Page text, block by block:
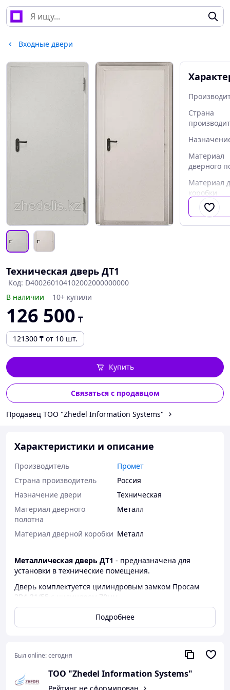
Входные двери
Страна
Материал
дверного
Материал
коробки
Техническая дверь ДТ1
Код: D400260104102002000000000
В наличии
10+ купили
126 500 ₸
121300 ₸ от 10 шт.
Купить
Связаться с продавцом
Продавец ТОО "Zhedel Information Systems"
Характеристики и описание
Производитель
Промет
Страна производитель
Россия
Назначение двери
Техническая
Материал дверного
полотна
Металл
Материал дверной коробки Металл
Металлическая дверь ДТ1 - предназначена для
установки в технические помещения.
Дверь комплектуется цилиндровым замком Просам
3В4-31/55 с цилиндром 70мм.
Входная дверь ДТ-1 покрыта износостойкой
полимерно-порошковой краской имеет один контур
Наличник перекрывает, мм -53
Вес, кг -45 (48)
Подробнее
Был online:сегодня
ТОО "Zhedel Information Systems"
Рейтинг не сформирован